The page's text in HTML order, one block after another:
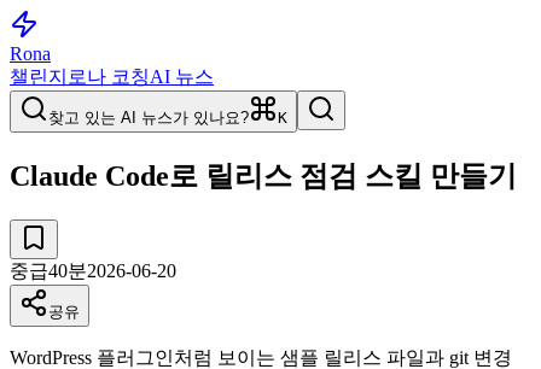
Rona
챌린지 로나 코칭AI 뉴스
찾고 있는 AI 뉴스가 있나요? K
Claude Code로 릴리스 점검 스킬 만들기
중급40분2026-06-20
공유
WordPress 플러그인처럼 보이는 샘플 릴리스 파일과 git 변경